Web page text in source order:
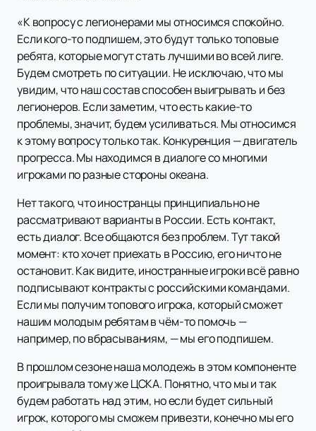
«К вопросу с легионерами мы относимся спокойно.
Если кого-то подпишем, это будут только топовые
ребята, которые могут стать лучшими во всей лиге.
Будем смотреть по ситуации. Не исключаю, что мы
увидим, что наш состав способен выигрывать и без
легионеров. Если заметим, что есть какие-то
проблемы, значит, будем усиливаться. Мы относимся
к этому вопросу только так. Конкуренция — двигатель
прогресса. Мы находимся в диалоге со многими
игроками по разные стороны океана.
Нет такого, что иностранцы принципиально не
рассматривают варианты в России. Есть контакт,
есть диалог. Все общаются без проблем. Тут такой
момент: кто хочет приехать в Россию, его ничто не
остановит. Как видите, иностранные игроки всё равно
подписывают контракты с российскими командами.
Если мы получим топового игрока, который сможет
нашим молодым ребятам в чём-то помочь —
например, по вбрасываниям, — мы его подпишем.
В прошлом сезоне наша молодежь в этом компоненте
проигрывала тому же ЦСКА. Понятно, что мы и так
будем работать над этим, но если будет сильный
игрок, которого мы сможем привезти, конечно мы его